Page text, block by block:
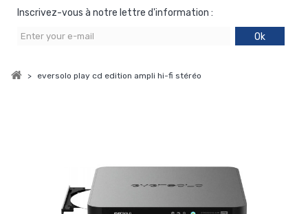
Inscrivez-vous à notre lettre d'information :
Ok
> eversolo play cd edition ampli hi-fi stéréo